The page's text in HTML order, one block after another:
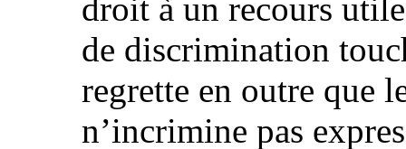
droit à un recours
de discrimination
regrette en outre que
n’incrimine pas